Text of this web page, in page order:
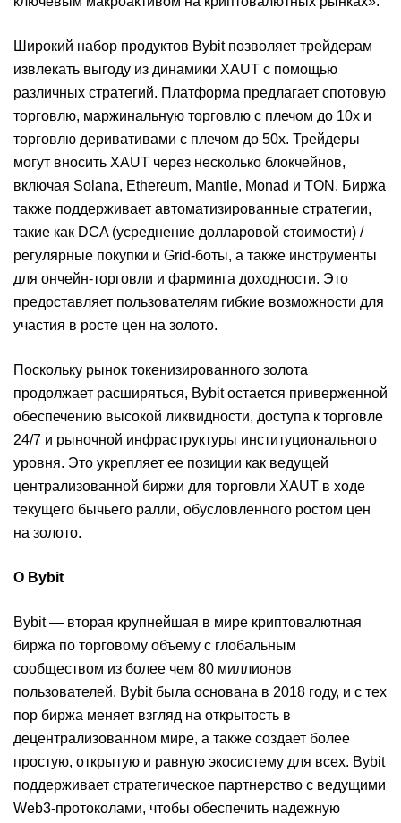
Широкий набор продуктов Bybit позволяет трейдерам
извлекать выгоду из динамики XAUT с помощью
различных стратегий. Платформа предлагает спотовую
торговлю, маржинальную торговлю с плечом до 10x и
торговлю деривативами с плечом до 50x. Трейдеры
могут вносить XAUT через несколько блокчейнов,
включая Solana, Ethereum, Mantle, Monad и TON. Биржа
также поддерживает автоматизированные стратегии,
такие как DCA (усреднение долларовой стоимости) /
регулярные покупки и Grid-боты, а также инструменты
для ончейн-торговли и фарминга доходности. Это
предоставляет пользователям гибкие возможности для
участия в росте цен на золото.
Поскольку рынок токенизированного золота
продолжает расширяться, Bybit остается приверженной
обеспечению высокой ликвидности, доступа к торговле
24/7 и рыночной инфраструктуры институционального
уровня. Это укрепляет ее позиции как ведущей
централизованной биржи для торговли XAUT в ходе
текущего бычьего ралли, обусловленного ростом цен
на золото.
О Bybit
Bybit — вторая крупнейшая в мире криптовалютная
биржа по торговому объему с глобальным
сообществом из более чем 80 миллионов
пользователей. Bybit была основана в 2018 году, и с тех
пор биржа меняет взгляд на открытость в
децентрализованном мире, а также создает более
простую, открытую и равную экосистему для всех. Bybit
поддерживает стратегическое партнерство с ведущими
Web3-протоколами, чтобы обеспечить надежную